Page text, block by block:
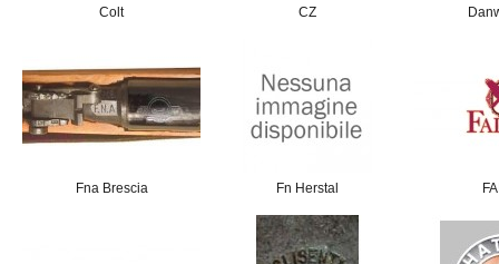
Colt CZ
Fna Brescia Fn Herstal